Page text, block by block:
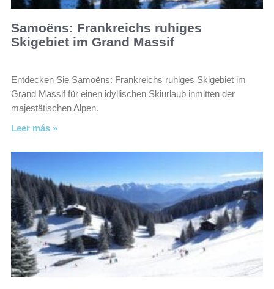
Samoëns: Frankreichs ruhiges
Skigebiet im Grand Massif
Entdecken Sie Samoëns: Frankreichs ruhiges Skigebiet im
Grand Massif für einen idyllischen Skiurlaub inmitten der
majestätischen Alpen.
Leer más »